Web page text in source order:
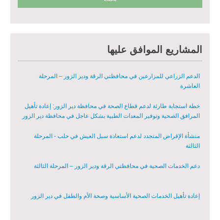
المشاريع الموافق عليها
الثانية
الدعم الزراعي للمزارعين في محافظتي الرقة ودير الزور – المرحلة
العاشرة
خطة استجابة طارئة لدعم قطاع الصحة في محافظة دير الزور: إعادة تأهيل
المرافق الصحية وتوفير المعدات الطبية بشكل عاجل في محافظة دير الزور
منشأة الإقراض المتجدد لدعم استعادة سبل العيش في حلب - المرحلة
الثالثة
دعم الخدمات الصحية في محافظتي الرقة ودير الزور – المرحلة الثالثة
إعادة تأهيل الخدمات الصحية الأساسية وصحة الأم والطفل في دير الزور